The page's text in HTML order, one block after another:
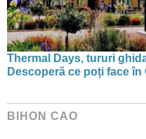
Thermal Days, tururi
Descoperă ce poți face în
BIHON CAO